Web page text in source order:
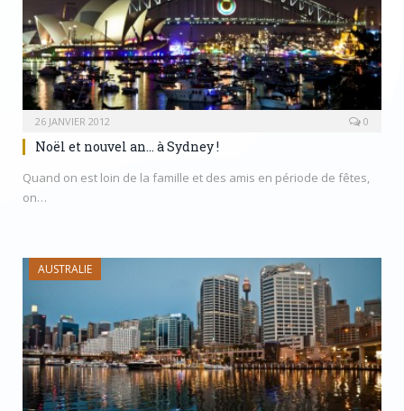
26 JANVIER 2012 0
Noël et nouvel an… à Sydney !
Quand on est loin de la famille et des amis en période de fêtes,
on…
AUSTRALIE